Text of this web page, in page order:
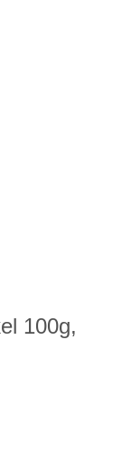
100g,